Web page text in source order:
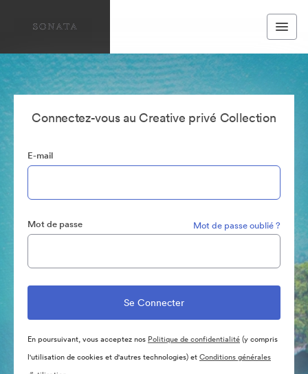
Connectez-vous au Creative privé Collection
E-mail
Mot de passe Mot de passe oublié ?
En poursuivant, vous acceptez nos Politique de confidentialité(y compris
l'utilisation de cookies et d'autres technologies) etConditions générales